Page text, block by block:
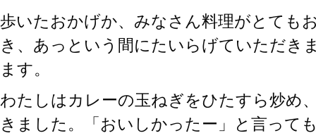
歩いたおかげか、みなさん料理がとても
き、あっという間にたいらげていただき
ます。
わたしはカレーの玉ねぎをひたすら炒め
きました。「おいしかったー」と言って